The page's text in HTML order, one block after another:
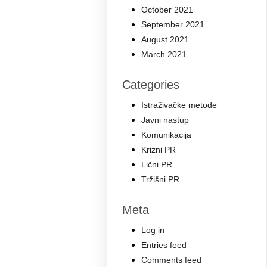
October 2021
September 2021
August 2021
March 2021
Categories
Istraživačke metode
Javni nastup
Komunikacija
Krizni PR
Lični PR
Tržišni PR
Meta
Log in
Entries feed
Comments feed